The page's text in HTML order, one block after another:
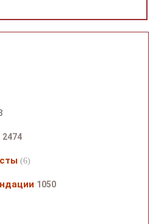
2474
(6)
1050